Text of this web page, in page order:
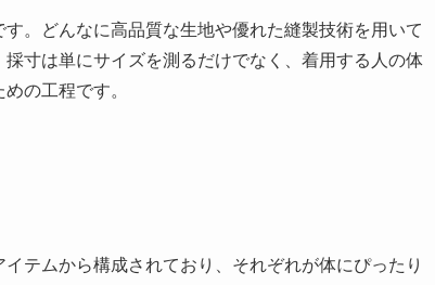
。どんなに高品質な生地や優れた縫製技術を用いて
寸は単にサイズを測るだけでなく、着用する人の体
の工程です。
テムから構成されており、それぞれが体にぴったり